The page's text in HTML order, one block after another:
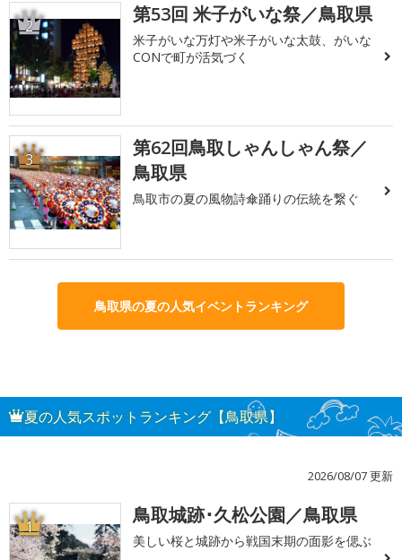
2 第53回 米子がいな祭／鳥取県
米子がいな万灯や米子がいな太鼓、がいな
CONで町が活気づく
3
第62回鳥取しゃんしゃん祭／
鳥取県
鳥取市の夏の風物詩傘踊りの伝統を繋ぐ
鳥取県の夏の人気イベントランキング
夏の人気スポットランキング【鳥取県】
2026/08/07 更新
1 鳥取城跡･久松公園／鳥取県
美しい桜と城跡から戦国末期の面影を偲ぶ